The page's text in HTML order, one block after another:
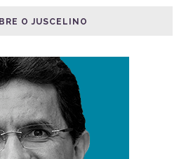
O JUSCELINO